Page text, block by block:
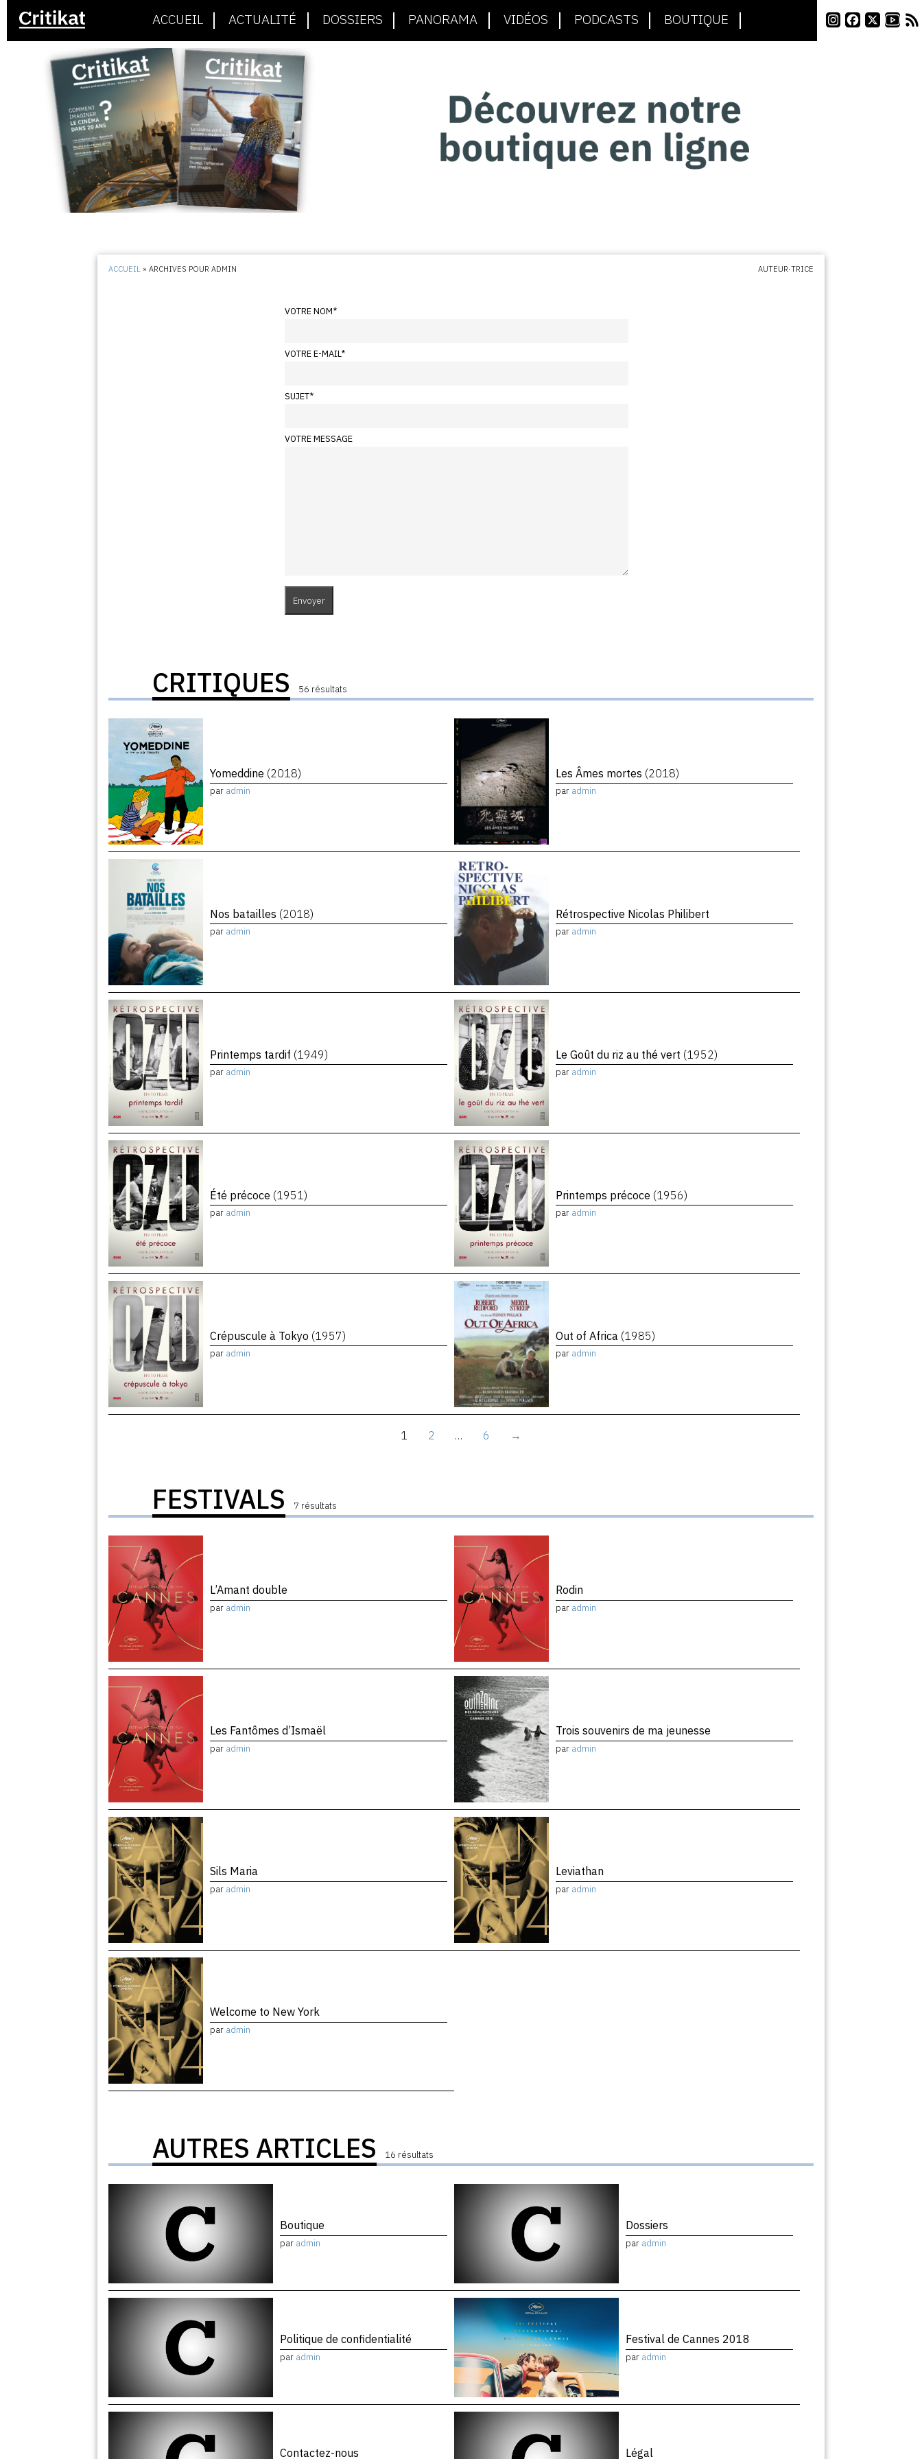
ACCUEIL ACTUALITÉ DOSSIERS PANORAMA VIDÉOS PODCASTS BOUTIQUE
ACCUEIL »ARCHIVES POUR ADMIN AUTEUR·TRICE
VOTRE NOM*
VOTRE E-MAIL*
SUJET*
VOTRE MESSAGE
CRITIQUES 56 résultats
Yomeddine (2018)
par admin
Les Âmes mortes (2018)
par admin
Nos batailles (2018)
par admin
Rétrospective Nicolas Philibert
par admin
Printemps tardif (1949)
par admin
Le Goût du riz au thé vert (1952)
par admin
Été précoce (1951)
par admin
Printemps précoce (1956)
par admin
Crépuscule à Tokyo (1957)
par admin
Out of Africa (1985)
par admin
1 2 … 6 →
FESTIVALS 7 résultats
L’Amant double
par admin
Rodin
par admin
Les Fantômes d’Ismaël
par admin
Trois souvenirs de ma jeunesse
par admin
Sils Maria
par admin
Leviathan
par admin
Welcome to New York
par admin
AUTRES ARTICLES 16 résultats
Boutique
par admin
Dossiers
par admin
Politique de confidentialité
par admin
Festival de Cannes 2018
par admin
Contactez-nous Légal